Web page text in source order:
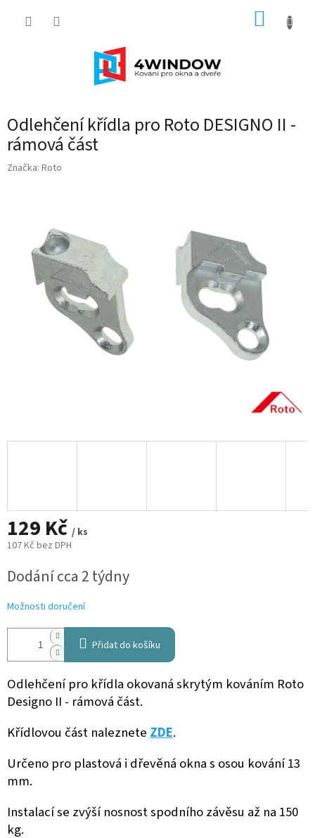
Odlehčení křídla pro Roto DESIGNO II -
rámová část
Značka: Roto
129 Kč / ks
107 Kč bez DPH
cena:
Dodání cca 2 týdny
Možnosti doručení
Přidat do košíku
Odlehčení pro křídla okovaná skrytým kováním Roto
Designo II - rámová část.
Křídlovou část nalezneteZDE.
Určeno pro plastová i dřevěná okna s osou kování 13
mm.
Instalací se zvýší nosnost spodního závěsu až na 150
kg.